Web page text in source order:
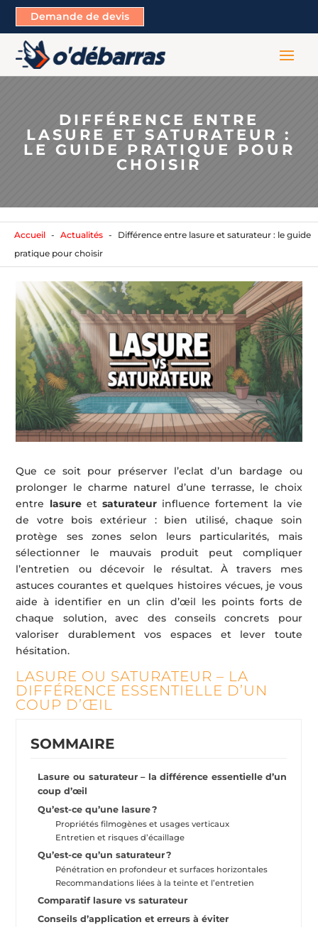
Demande de devis
DIFFÉRENCE ENTRE
LASURE ET SATURATEUR :
LE GUIDE PRATIQUE POUR
CHOISIR
Accueil Actualités
Différence entre lasure et saturateur : le guide
pratique pour choisir
Que ce soit pour préserver l’eclat d’un bardage ou
prolonger le charme naturel d’une terrasse, le choix
entre lasureet saturateurinfluence fortement la vie
de votre bois extérieur : bien utilisé, chaque soin
protège ses zones selon leurs particularités, mais
sélectionner le mauvais produit peut compliquer
l’entretien ou décevoir le résultat. À travers mes
astuces courantes et quelques histoires vécues, je vous
aide à identifier en un clin d’œil les points forts de
chaque solution, avec des conseils concrets pour
valoriser durablement vos espaces et lever toute
hésitation.
LASURE OU SATURATEUR – LA
DIFFÉRENCE ESSENTIELLE D’UN
COUP D’ŒIL
SOMMAIRE
Lasure ou saturateur – la différence essentielle d’un
coup d’œil
Qu’est-ce qu’une lasure ?
Propriétés filmogènes et usages verticaux
Entretien et risques d’écaillage
Qu’est-ce qu’un saturateur ?
Pénétration en profondeur et surfaces horizontales
Recommandations liées à la teinte et l’entretien
Comparatif lasure vs saturateur
Conseils d’application et erreurs à éviter